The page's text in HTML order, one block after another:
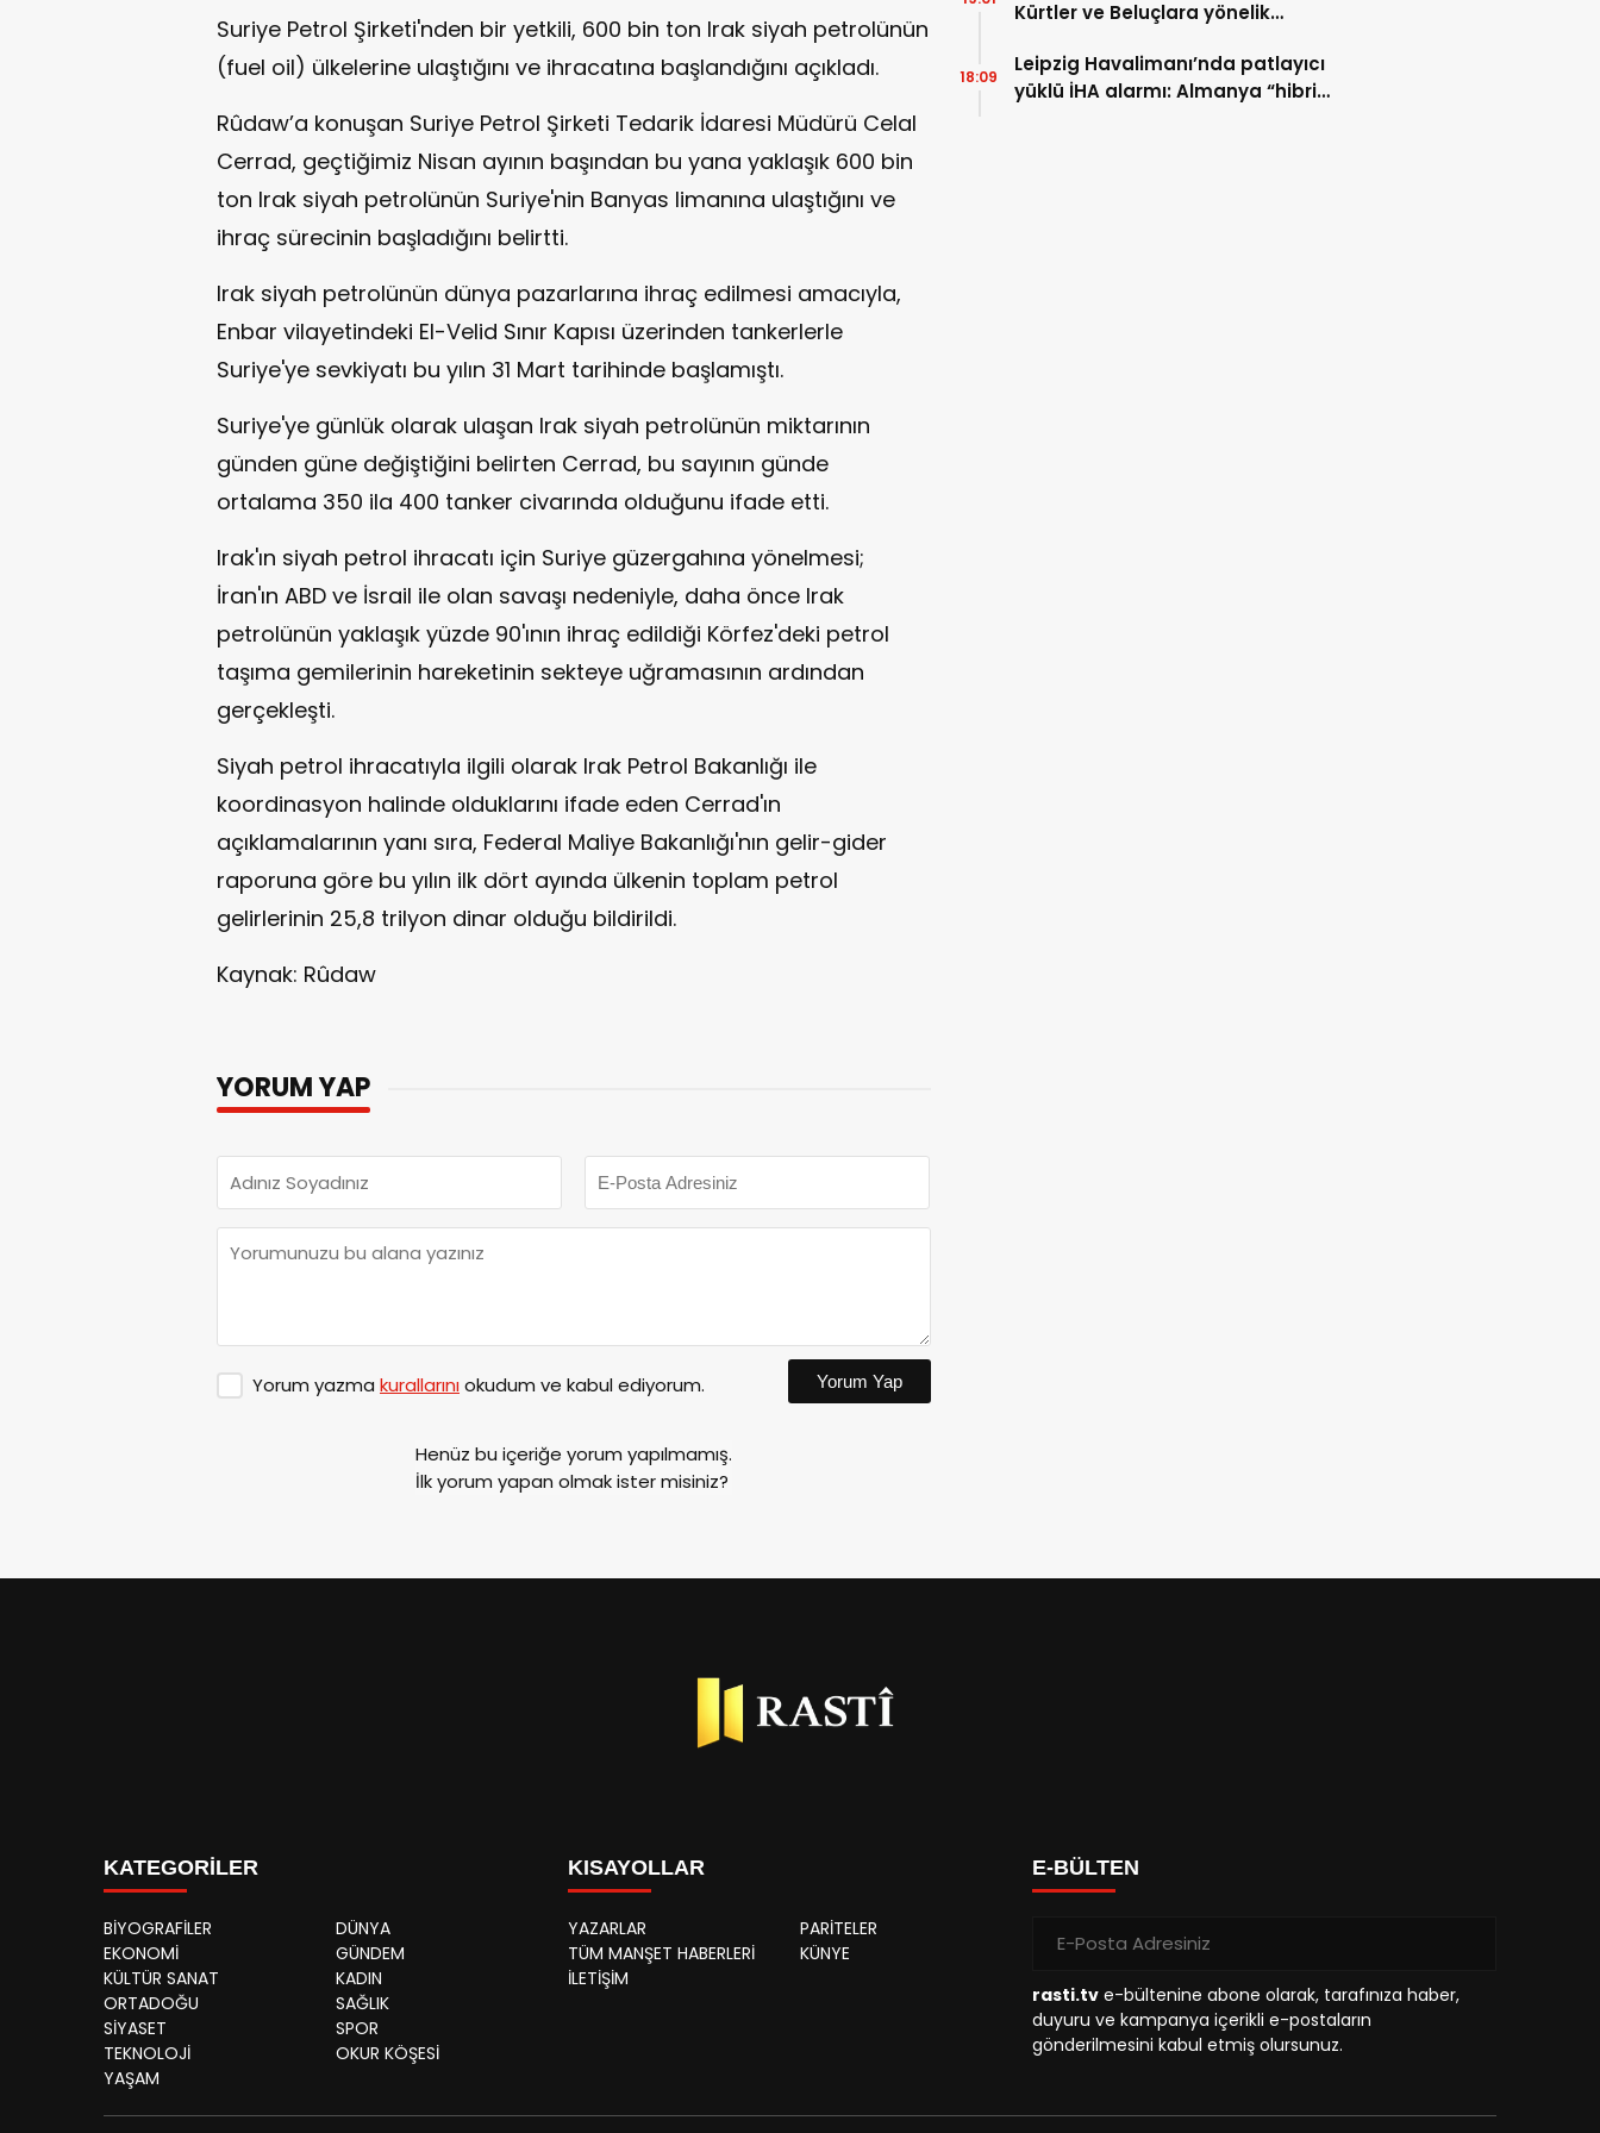
Suriye Petrol Şirketi'nden bir yetkili, 600 bin ton Irak siyah petrolünün
(fuel oil) ülkelerine ulaştığını ve ihracatına başlandığını açıkladı.
Rûdaw’a konuşan Suriye Petrol Şirketi Tedarik İdaresi Müdürü Celal
Cerrad, geçtiğimiz Nisan ayının başından bu yana yaklaşık 600 bin
ton Irak siyah petrolünün Suriye'nin Banyas limanına ulaştığını ve
ihraç sürecinin başladığını belirtti.
Irak siyah petrolünün dünya pazarlarına ihraç edilmesi amacıyla,
Enbar vilayetindeki El-Velid Sınır Kapısı üzerinden tankerlerle
Suriye'ye sevkiyatı bu yılın 31 Mart tarihinde başlamıştı.
Suriye'ye günlük olarak ulaşan Irak siyah petrolünün miktarının
günden güne değiştiğini belirten Cerrad, bu sayının günde
ortalama 350 ila 400 tanker civarında olduğunu ifade etti.
Irak'ın siyah petrol ihracatı için Suriye güzergahına yönelmesi;
İran'ın ABD ve İsrail ile olan savaşı nedeniyle, daha önce Irak
petrolünün yaklaşık yüzde 90'ının ihraç edildiği Körfez'deki petrol
taşıma gemilerinin hareketinin sekteye uğramasının ardından
gerçekleşti.
Siyah petrol ihracatıyla ilgili olarak Irak Petrol Bakanlığı ile
koordinasyon halinde olduklarını ifade eden Cerrad'ın
açıklamalarının yanı sıra, Federal Maliye Bakanlığı'nın gelir-gider
raporuna göre bu yılın ilk dört ayında ülkenin toplam petrol
gelirlerinin 25,8 trilyon dinar olduğu bildirildi.
Kaynak: Rûdaw
YORUM YAP
Yorum yazma kurallarınıokudum ve kabul ediyorum. Yorum Yap
Henüz bu içeriğe yorum yapılmamış.
İlk yorum yapan olmak ister misiniz?
Kürtler ve Beluçlara yönelik
Leipzig Havalimanı’nda patlayıcı
yüklü İHA alarmı: Almanya “hibrit
18:09
KATEGORİLER
BİYOGRAFİLER
DÜNYA
EKONOMİ
GÜNDEM
KÜLTÜR SANAT
KADIN
ORTADOĞU
SAĞLIK
SİYASET
SPOR
TEKNOLOJİ
OKUR KÖŞESİ
YAŞAM
KISAYOLLAR
YAZARLAR
PARİTELER
TÜM MANŞET HABERLERİ
KÜNYE
İLETİŞİM
E-BÜLTEN
rasti.tv e-bültenine abone olarak, tarafınıza haber,
duyuru ve kampanya içerikli e-postaların
gönderilmesini kabul etmiş olursunuz.